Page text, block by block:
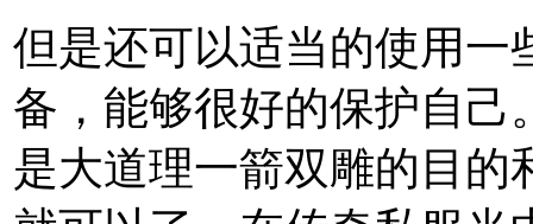
但是还可以适当的使用一
备，能够很好的保护自己
是大道理一箭双雕的目的